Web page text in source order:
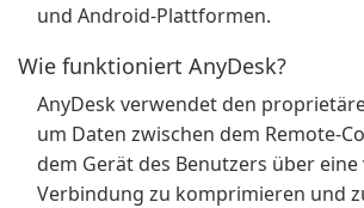
und Android-Plattformen.
Wie funktioniert AnyDesk?
AnyDesk verwendet den
um Daten zwischen dem Remote-
dem Gerät des Benutzers über
Verbindung zu komprimieren und